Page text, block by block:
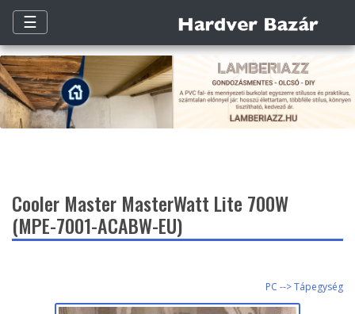
☰
Cooler Master MasterWatt Lite 700W
(MPE-7001-ACABW-EU)
PC --> Tápegység